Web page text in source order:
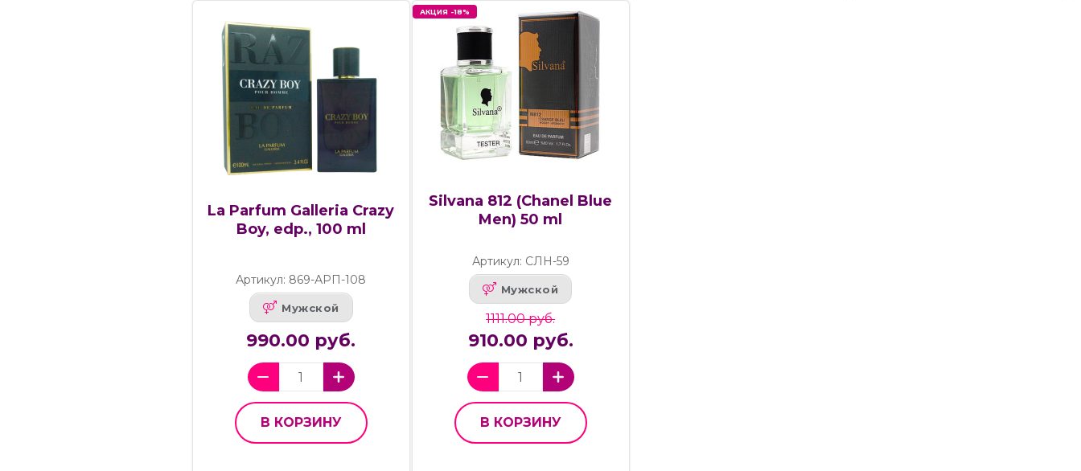
La Parfum Galleria Crazy
Boy, edp., 100 ml
Артикул: 869-АРП-108
Мужской
990.00 руб.
В КОРЗИНУ
АКЦИЯ -18%
Silvana 812 (Chanel Blue
Men) 50 ml
Артикул: СЛН-59
Мужской
1111.00 руб.
910.00 руб.
В КОРЗИНУ